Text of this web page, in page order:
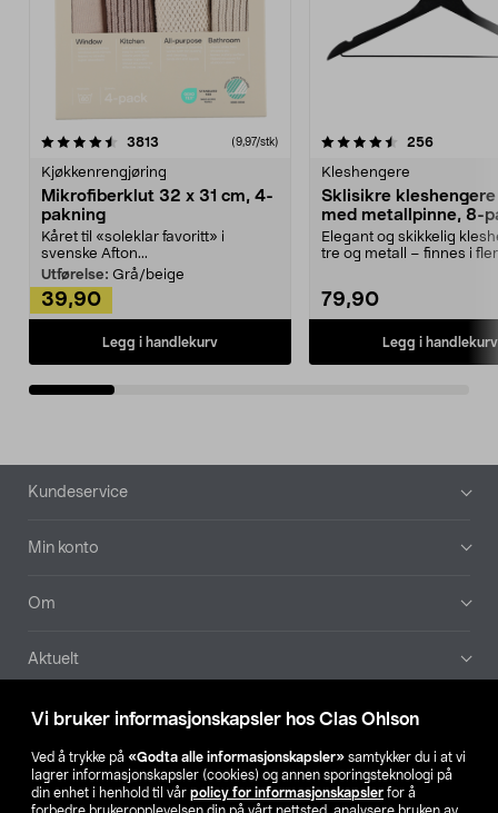
Vi bruker informasjonskapsler hos Clas Ohlson
Ved å trykke på «Godta alle informasjonskapsler» samtykker du i at vi
lagrer informasjonskapsler (cookies) og annen sporingsteknologi på
din enhet i henhold til vår policy for informasjonskapsler for å
3813 anmeldelser(9,97/stk)
Kjøkkenrengjøring
Mikrofiberklut 32 x 31 cm, 4-
pakning
Kåret til «soleklar favoritt» i
svenske Afton...
Utførelse: Grå/beige
39,90
Legg i handlekurv
4.5av 5 stjerner 256
Kleshengere
Sklisikre
med metallpinne, 8-
Elegant og skikkelig
tre og metall – finnes i
79,90
Legg i handlekurv
4.5av 5 stjerner
Bunntekst
Kundeservice
Min konto
Om
Aktuelt
Våre selskaper
Finn din butikk